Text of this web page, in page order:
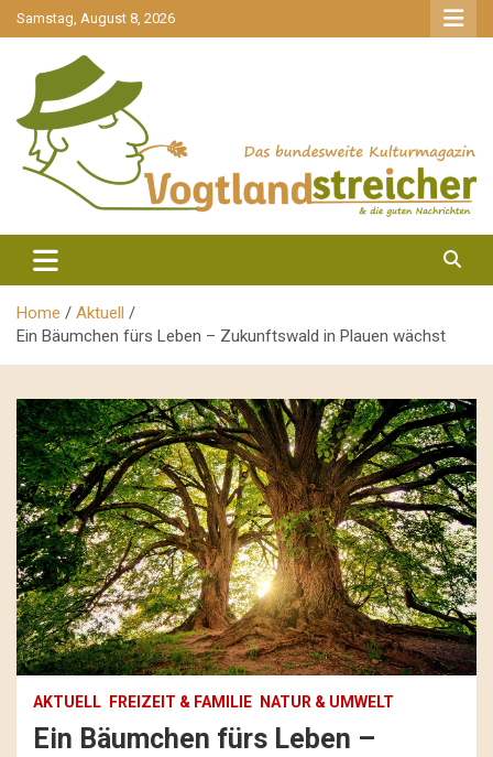
gehe
zum
Samstag, August 8, 2026
Vogtlandstreicher
Home
Aktuell
Ein Bäumchen fürs Leben – Zukunftswald in Plauen wächst
AKTUELL FREIZEIT & FAMILIE NATUR & UMWELT
Ein Bäumchen fürs Leben –